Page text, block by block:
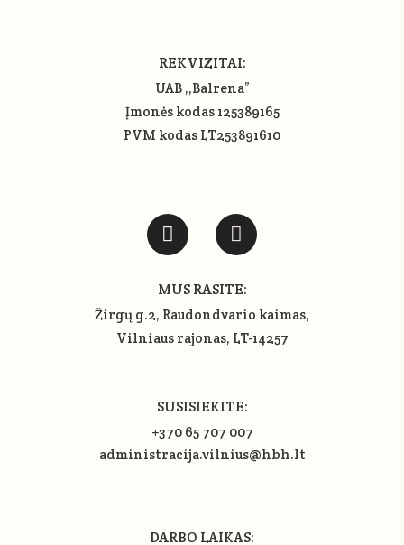
REKVIZITAI:
UAB ,,Balrena”
Įmonės kodas 125389165
PVM kodas LT253891610
MUS RASITE:
Žirgų g.2, Raudondvario kaimas,
Vilniaus rajonas, LT-14257
SUSISIEKITE:
+370 65 707 007
administracija.vilnius@hbh.lt
DARBO LAIKAS: